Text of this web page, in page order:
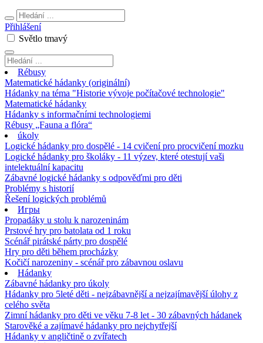
Přihlášení
Světlo tmavý
Rébusy
Matematické hádanky (originální)
Hádanky na téma "Historie vývoje počítačové technologie"
Matematické hádanky
Hádanky s informačními technologiemi
Rébusy „Fauna a flóra“
úkoly
Logické hádanky pro dospělé - 14 cvičení pro procvičení mozku
Logické hádanky pro školáky - 11 výzev, které otestují vaši
intelektuální kapacitu
Zábavné logické hádanky s odpověďmi pro děti
Problémy s historií
Řešení logických problémů
Игры
Propadáky u stolu k narozeninám
Prstové hry pro batolata od 1 roku
Scénář pirátské párty pro dospělé
Hry pro děti během procházky
Kočičí narozeniny - scénář pro zábavnou oslavu
Hádanky
Zábavné hádanky pro úkoly
Hádanky pro 5leté děti - nejzábavnější a nejzajímavější úlohy z
celého světa
Zimní hádanky pro děti ve věku 7-8 let - 30 zábavných hádanek
Starověké a zajímavé hádanky pro nejchytřejší
Hádanky v angličtině o zvířatech